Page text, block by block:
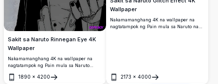
Sakit sa Naruto Rinnegan Eye 4K
Wallpaper
Nakamamanghang 4K na wallpaper na
nagtatampok ng Pain mula sa Naruto
Rinnegan eye.
1890 × 4200
Buksan
Wallpaper
Nakamamanghang 4K na wallpaper na
nagtatampok ng Pain mula sa Naruto na
2173 × 4000
Buksan